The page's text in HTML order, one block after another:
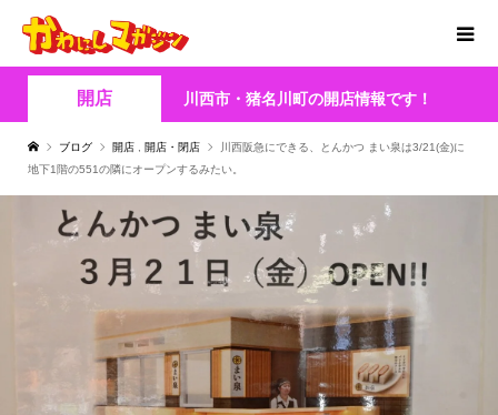
開店 川西市・猪名川町の開店情報です！
ブログ 開店 開店・閉店
川西阪急にできる、とんかつ まい泉は3/21(金)に
地下1階の551の隣にオープンするみたい。